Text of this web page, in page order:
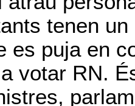
tenen un
es puja en
votar RN.